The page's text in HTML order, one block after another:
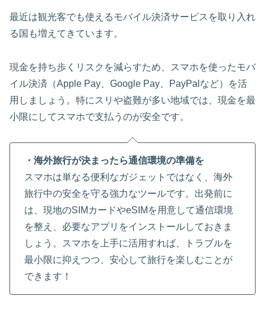
最近は観光客でも使えるモバイル決済サービスを取り入れ
る国も増えてきています。
現金を持ち歩くリスクを減らすため、スマホを使ったモバ
イル決済（Apple Pay、Google Pay、PayPalなど）を活
用しましょう。特にスリや盗難が多い地域では、現金を最
小限にしてスマホで支払うのが安全です。
・海外旅行が決まったら通信環境の準備を
スマホは単なる便利なガジェットではなく、海外
旅行中の安全を守る強力なツールです。出発前に
は、現地のSIMカードやeSIMを用意して通信環境
を整え、必要なアプリをインストールしておきま
しょう。スマホを上手に活用すれば、トラブルを
最小限に抑えつつ、安心して旅行を楽しむことが
できます！